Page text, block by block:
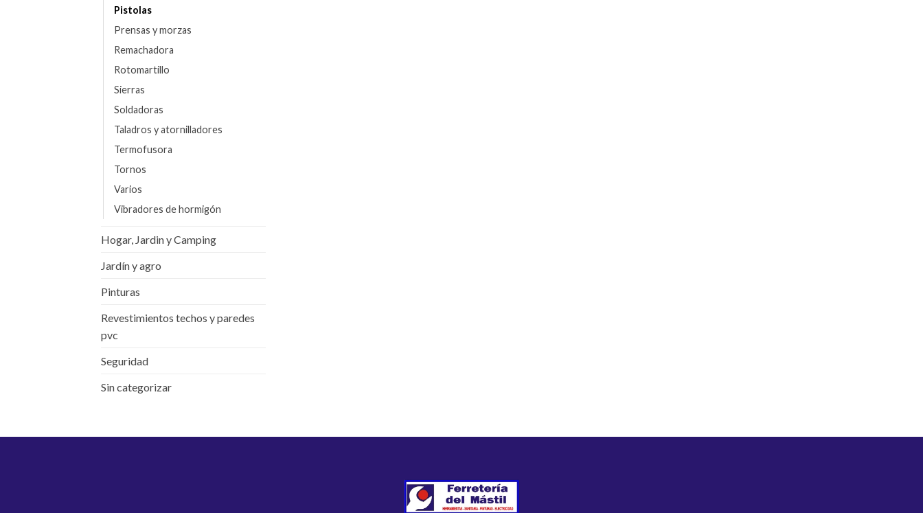
Pistolas
Prensas y morzas
Remachadora
Rotomartillo
Sierras
Soldadoras
Taladros y atornilladores
Termofusora
Tornos
Varios
Vibradores de hormigón
Hogar, Jardin y Camping
Jardín y agro
Pinturas
Revestimientos techos y paredes
pvc
Seguridad
Sin categorizar